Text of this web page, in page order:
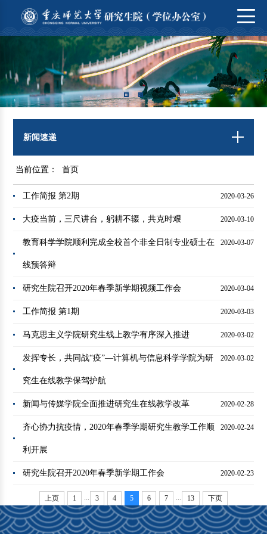
新闻速递
当前位置： 首页
2020-03-26
工作简报 第2期
2020-03-10
大疫当前，三尺讲台，躬耕不辍，共克时艰
2020-03-07
教育科学学院顺利完成全校首个非全日制专业硕士在
线预答辩
2020-03-04
研究生院召开2020年春季新学期视频工作会
2020-03-03
工作简报 第1期
2020-03-02
马克思主义学院研究生线上教学有序深入推进
2020-03-02
发挥专长，共同战“疫”—计算机与信息科学学院为研
究生在线教学保驾护航
2020-02-28
新闻与传媒学院全面推进研究生在线教学改革
2020-02-24
齐心协力抗疫情，2020年春季学期研究生教学工作顺
利开展
2020-02-23
研究生院召开2020年春季新学期工作会
上页 1 ... 3 4 5 6 7 ... 13 下页